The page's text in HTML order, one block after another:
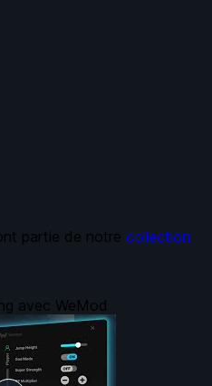
avec WeMod
partie de notre collection